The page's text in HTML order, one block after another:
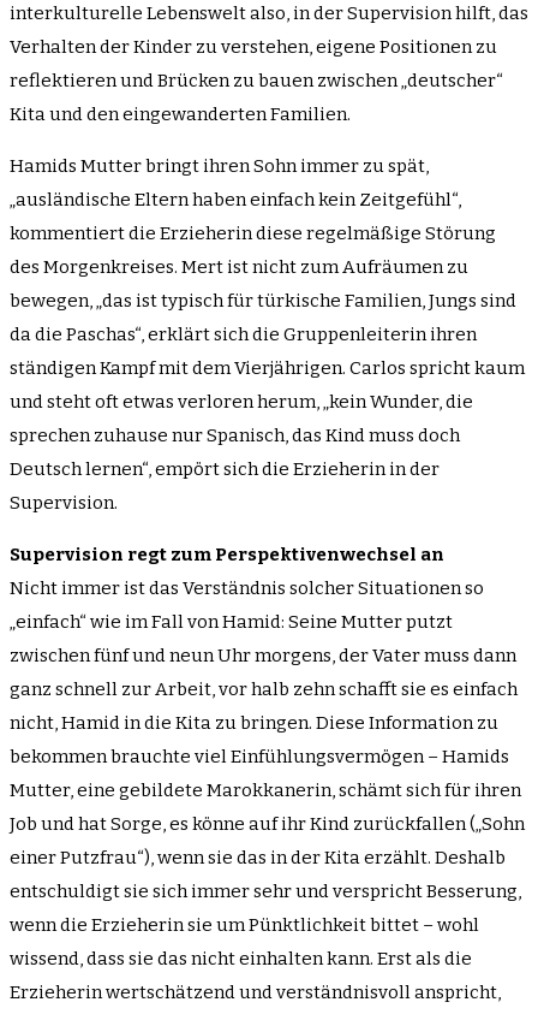
interkulturelle Lebenswelt also, in der Supervision hilft, das
Verhalten der Kinder zu verstehen, eigene Positionen zu
reflektieren und Brücken zu bauen zwischen „deutscher“
Kita und den eingewanderten Familien.
Hamids Mutter bringt ihren Sohn immer zu spät,
„ausländische Eltern haben einfach kein Zeitgefühl“,
kommentiert die Erzieherin diese regelmäßige Störung
des Morgenkreises. Mert ist nicht zum Aufräumen zu
bewegen, „das ist typisch für türkische Familien, Jungs sind
da die Paschas“, erklärt sich die Gruppenleiterin ihren
ständigen Kampf mit dem Vierjährigen. Carlos spricht kaum
und steht oft etwas verloren herum, „kein Wunder, die
sprechen zuhause nur Spanisch, das Kind muss doch
Deutsch lernen“, empört sich die Erzieherin in der
Supervision.
Supervision regt zum Perspektivenwechsel an
Nicht immer ist das Verständnis solcher Situationen so
„einfach“ wie im Fall von Hamid: Seine Mutter putzt
zwischen fünf und neun Uhr morgens, der Vater muss dann
ganz schnell zur Arbeit, vor halb zehn schafft sie es einfach
nicht, Hamid in die Kita zu bringen. Diese Information zu
bekommen brauchte viel Einfühlungsvermögen – Hamids
Mutter, eine gebildete Marokkanerin, schämt sich für ihren
Job und hat Sorge, es könne auf ihr Kind zurückfallen („Sohn
einer Putzfrau“), wenn sie das in der Kita erzählt. Deshalb
entschuldigt sie sich immer sehr und verspricht Besserung,
wenn die Erzieherin sie um Pünktlichkeit bittet – wohl
wissend, dass sie das nicht einhalten kann. Erst als die
Erzieherin wertschätzend und verständnisvoll anspricht,